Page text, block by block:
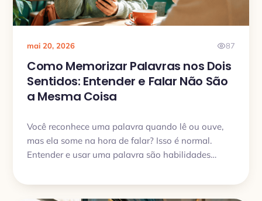
mai 20, 2026 87
Como Memorizar Palavras nos Dois
Sentidos: Entender e Falar Não São
a Mesma Coisa
Você reconhece uma palavra quando lê ou ouve,
mas ela some na hora de falar? Isso é normal.
Entender e usar uma palavra são habilidades
sentidos e transformar palavras conhecidas em
palavras que realmente saem na fala.